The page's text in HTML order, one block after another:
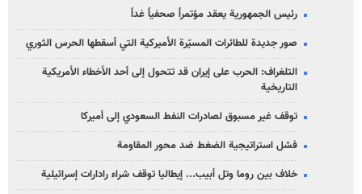
رئيس الجمهورية يعقد مؤتمراً صحفياً غداً
صور جديدة للطائرات المسيّرة الأميركية التي أسقطها الحرس الثوري
التلغراف: الحرب على إيران قد تتحول إلى أحد الأخطاء الأمريكية
التاريخية
توقف غير مسبوق لصادرات النفط السعودي إلى أميركا
فشل استراتيجية الضغط ضد محور المقاومة
خلاف بين روما وتل أبيب... إيطاليا توقف شراء رادارات إسرائيلية